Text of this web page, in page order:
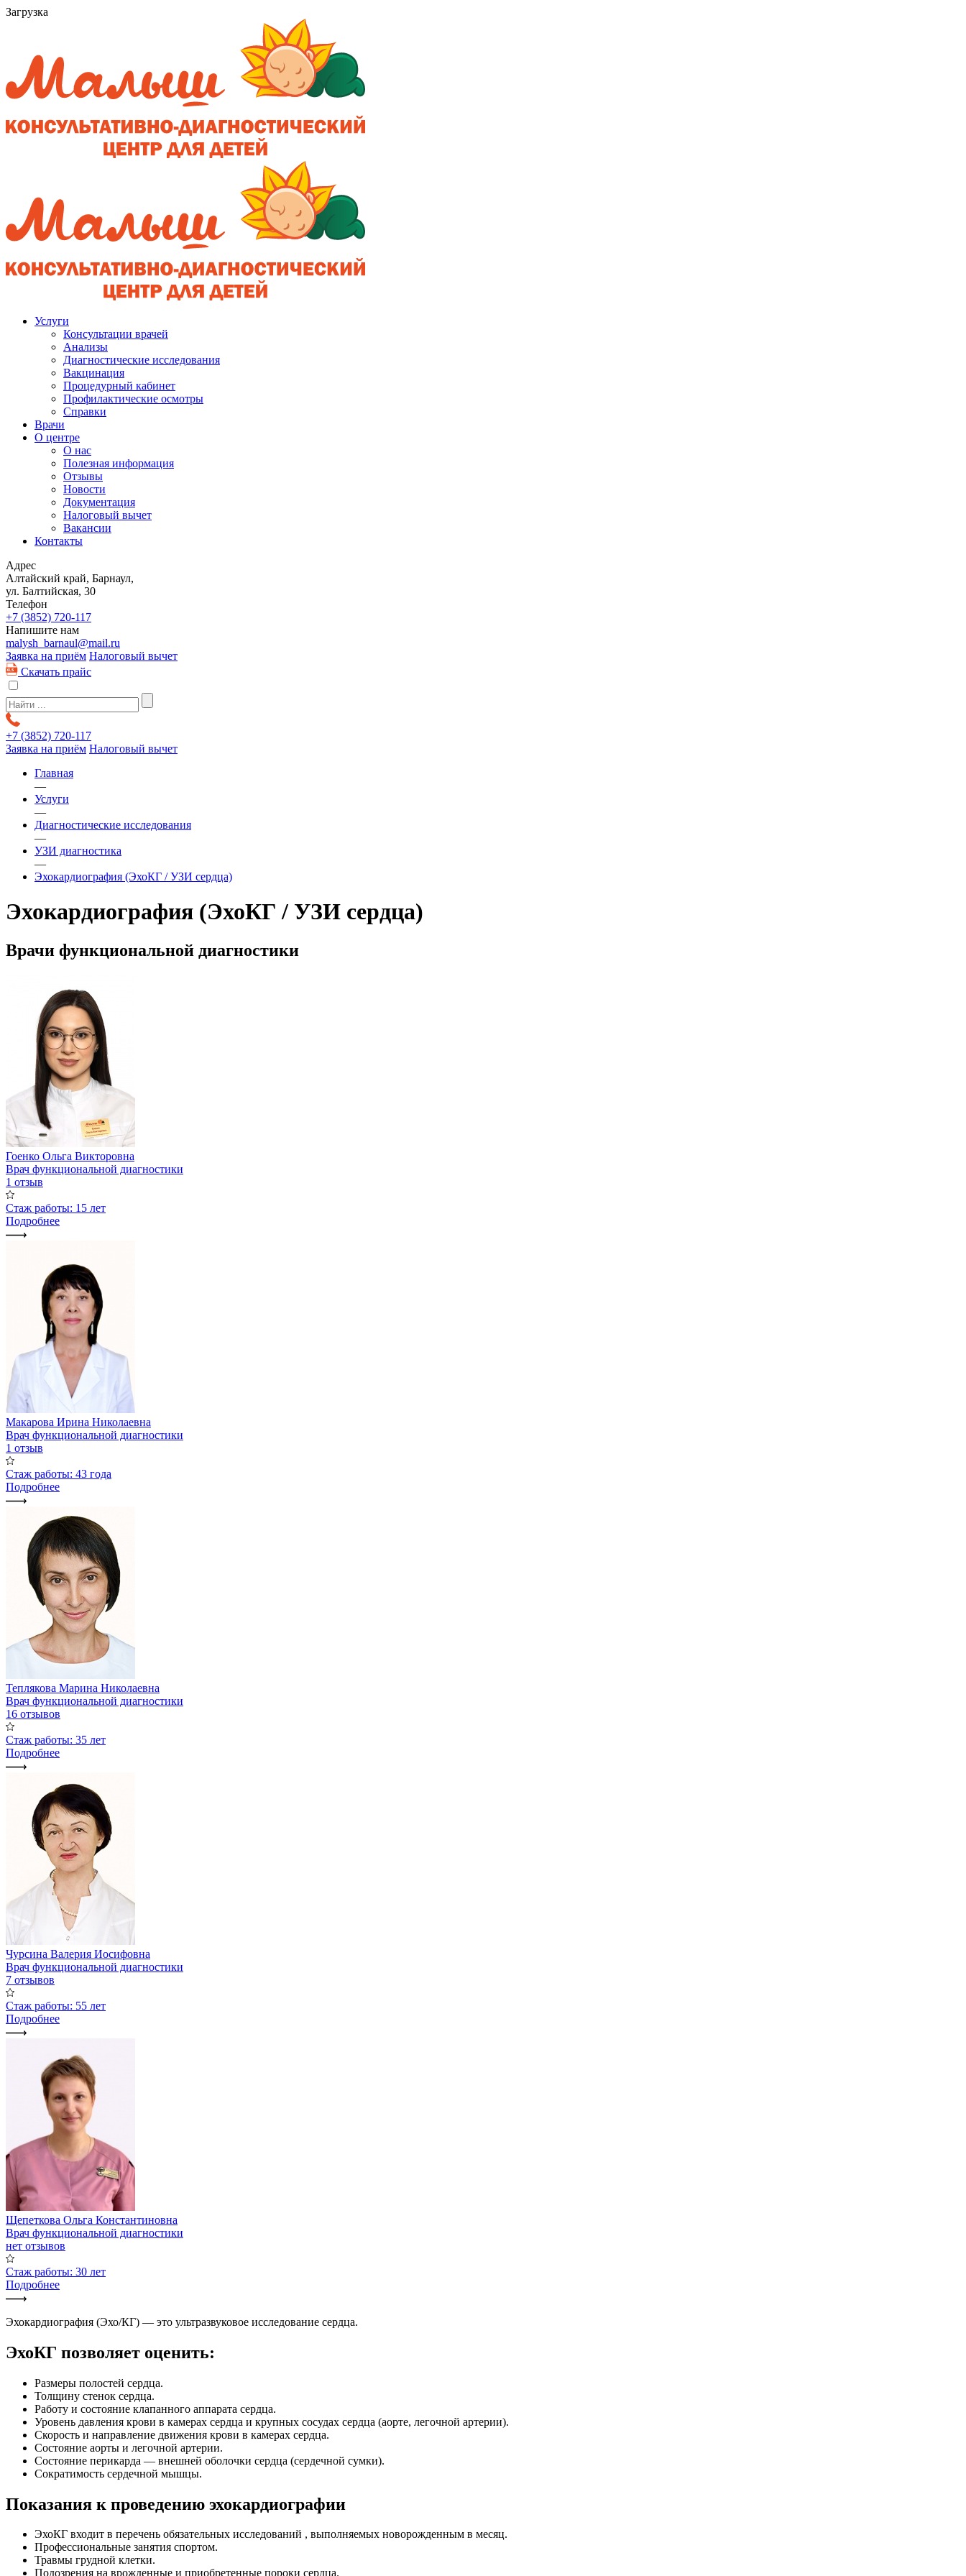
Загрузка
Услуги
Консультации врачей
Анализы
Диагностические исследования
Вакцинация
Процедурный кабинет
Профилактические осмотры
Справки
Врачи
О центре
О нас
Полезная информация
Отзывы
Новости
Документация
Налоговый вычет
Вакансии
Контакты
Адрес
Алтайский край, Барнаул,
ул. Балтийская, 30
Телефон
+7 (3852) 720-117
Напишите нам
malysh_barnaul@mail.ru
Заявка на приём Налоговый вычет
Скачать прайс
+7 (3852) 720-117
Заявка на приём Налоговый вычет
Главная
—
Услуги
—
Диагностические исследования
—
УЗИ диагностика
—
Эхокардиография (ЭхоКГ / УЗИ сердца)
Эхокардиография (ЭхоКГ / УЗИ сердца)
Врачи функциональной диагностики
Гоенко Ольга Викторовна
Врач функциональной диагностики
1 отзыв
Стаж работы: 15 лет
Подробнее
Макарова Ирина Николаевна
Врач функциональной диагностики
1 отзыв
Стаж работы: 43 года
Подробнее
Теплякова Марина Николаевна
Врач функциональной диагностики
16 отзывов
Стаж работы: 35 лет
Подробнее
Чурсина Валерия Иосифовна
Врач функциональной диагностики
7 отзывов
Стаж работы: 55 лет
Подробнее
Щепеткова Ольга Константиновна
Врач функциональной диагностики
нет отзывов
Стаж работы: 30 лет
Подробнее
Эхокардиография (Эхо/КГ) — это ультразвуковое исследование сердца.
ЭхоКГ позволяет оценить:
Размеры полостей сердца.
Толщину стенок сердца.
Работу и состояние клапанного аппарата сердца.
Уровень давления крови в камерах сердца и крупных сосудах сердца (аорте, легочной артерии).
Скорость и направление движения крови в камерах сердца.
Состояние аорты и легочной артерии.
Состояние перикарда — внешней оболочки сердца (сердечной сумки).
Сократимость сердечной мышцы.
Показания к проведению эхокардиографии
ЭхоКГ входит в перечень обязательных исследований , выполняемых новорожденным в месяц.
Профессиональные занятия спортом.
Травмы грудной клетки.
Подозрения на врожденные и приобретенные пороки сердца.